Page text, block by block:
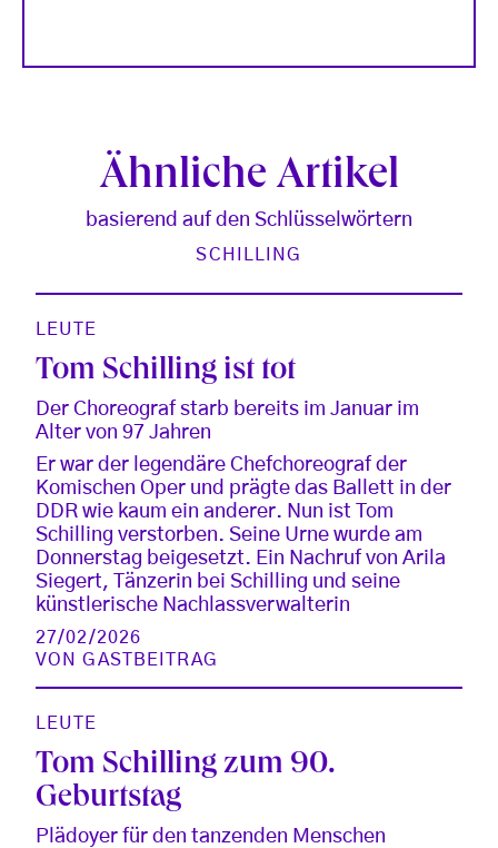
Ähnliche Artikel
basierend auf den Schlüsselwörtern
SCHILLING
LEUTE
Tom Schilling ist tot
Der Choreograf starb bereits im Januar im
Alter von 97 Jahren
Er war der legendäre Chefchoreograf der
Komischen Oper und prägte das Ballett in der
DDR wie kaum ein anderer. Nun ist Tom
Schilling verstorben. Seine Urne wurde am
Donnerstag beigesetzt. Ein Nachruf von Arila
Siegert, Tänzerin bei Schilling und seine
künstlerische Nachlassverwalterin
27/02/2026
VONGASTBEITRAG
LEUTE
Tom Schilling zum 90.
Geburtstag
Plädoyer für den tanzenden Menschen